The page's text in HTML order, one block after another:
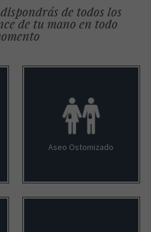
de todos los
de tu mano en todo
Aseo Ostomizado